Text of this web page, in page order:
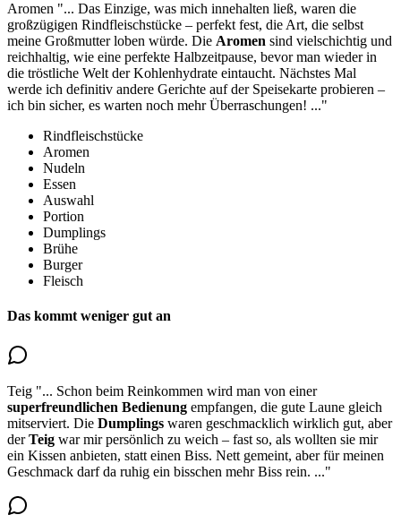
Aromen "... Das Einzige, was mich innehalten ließ, waren die
großzügigen Rindfleischstücke – perfekt fest, die Art, die selbst
meine Großmutter loben würde. Die Aromen sind vielschichtig und
reichhaltig, wie eine perfekte Halbzeitpause, bevor man wieder in
die tröstliche Welt der Kohlenhydrate eintaucht. Nächstes Mal
werde ich definitiv andere Gerichte auf der Speisekarte probieren –
ich bin sicher, es warten noch mehr Überraschungen! ..."
Rindfleischstücke
Aromen
Nudeln
Essen
Auswahl
Portion
Dumplings
Brühe
Burger
Fleisch
Das kommt weniger gut an
Teig "... Schon beim Reinkommen wird man von einer
superfreundlichen Bedienung empfangen, die gute Laune gleich
mitserviert. Die Dumplings waren geschmacklich wirklich gut, aber
derTeig war mir persönlich zu weich – fast so, als wollten sie mir
ein Kissen anbieten, statt einen Biss. Nett gemeint, aber für meinen
Geschmack darf da ruhig ein bisschen mehr Biss rein. ..."